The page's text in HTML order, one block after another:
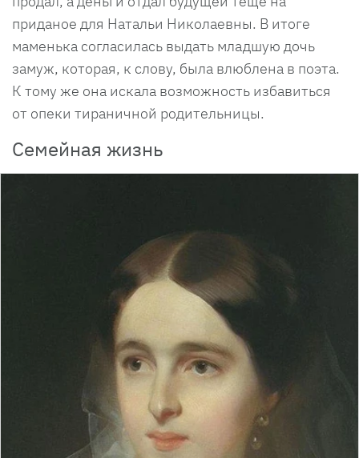
приданое для Натальи Николаевны. В итоге
маменька согласилась выдать младшую дочь
замуж, которая, к слову, была влюблена в поэта.
К тому же она искала возможность избавиться
от опеки тираничной родительницы.
Семейная жизнь